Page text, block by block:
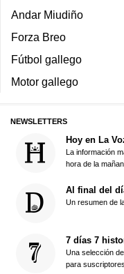
Andar Miudiño
Forza Breo
Fútbol gallego
Motor gallego
NEWSLETTERS
Hoy en La
La información
hora de la
Al final del
Un resumen de
7 días 7
Una selección
para suscriptores